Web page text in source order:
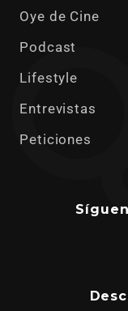
Oye de Cine
Podcast
Lifestyle
Entrevistas
Peticiones